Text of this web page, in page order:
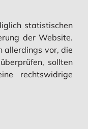
statistischen
der Website.
allerdings vor, die
sollten
rechtswidrige